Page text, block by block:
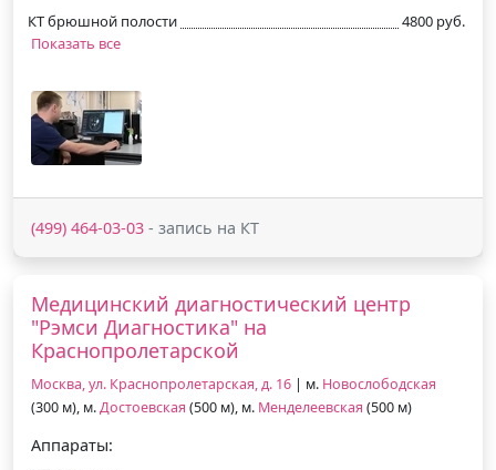
КТ брюшной полости
4800 руб.
Показать все
(499) 464-03-03 - запись на КТ
Медицинский диагностический центр
"Рэмси Диагностика" на
Краснопролетарской
Москва, ул. Краснопролетарская, д. 16 | м. Новослободская
(300 м), м.Достоевская (500 м), м. Менделеевская (500 м)
Аппараты: